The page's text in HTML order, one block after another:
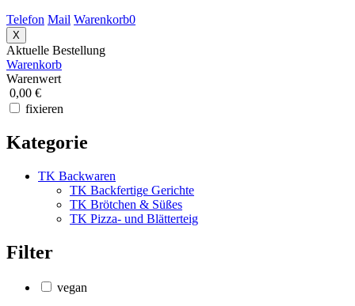
Telefon Mail Warenkorb0
X
Aktuelle Bestellung
Warenkorb
Warenwert
0,00 €
fixieren
Kategorie
TK Backwaren
TK Backfertige Gerichte
TK Brötchen & Süßes
TK Pizza- und Blätterteig
Filter
vegan